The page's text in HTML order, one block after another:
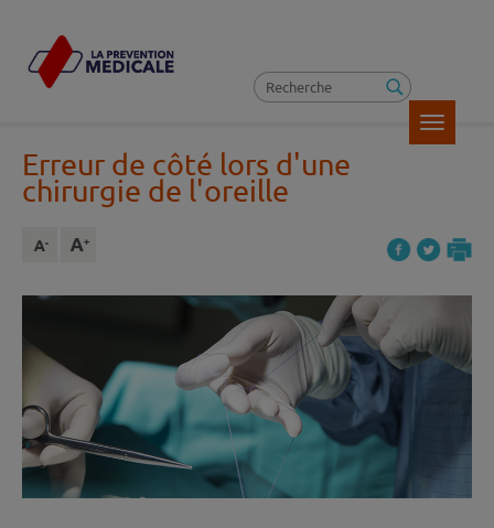
Toggle
Erreur de côté lors d'une
chirurgie de l'oreille